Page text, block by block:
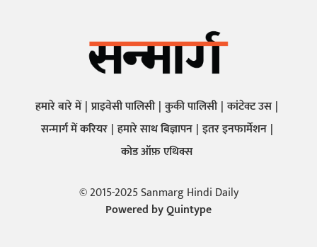
हमारे बारे में प्राइवेसी पालिसी कुकी पालिसी कांटेक्ट उस
सन्मार्ग में करियर हमारे साथ बिज्ञापन इतर इनफार्मेशन
कोड ऑफ़ एथिक्स
© 2015-2025 Sanmarg Hindi Daily
Powered byQuintype